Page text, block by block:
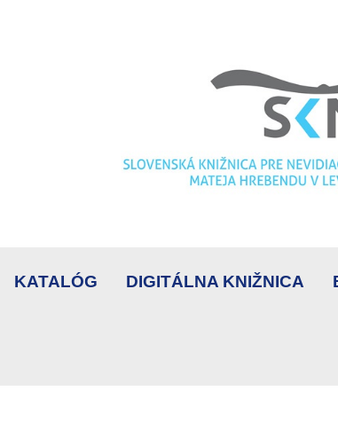
KATALÓG DIGITÁLNA KNIŽNICA